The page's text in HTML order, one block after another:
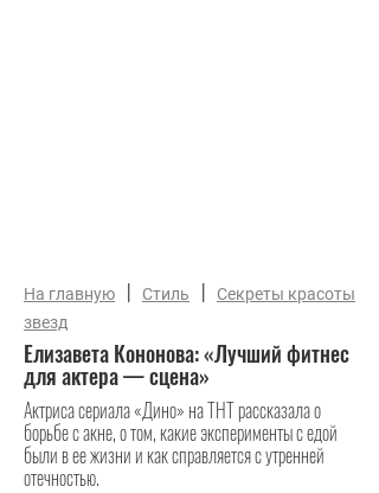
На главную | Стиль |
Секреты красоты
звезд
Елизавета Кононова: «Лучший фитнес
для актера — сцена»
Актриса сериала «Дино» на ТНТ рассказала о
борьбе с акне, о том, какие эксперименты с едой
были в ее жизни и как справляется с утренней
отечностью.